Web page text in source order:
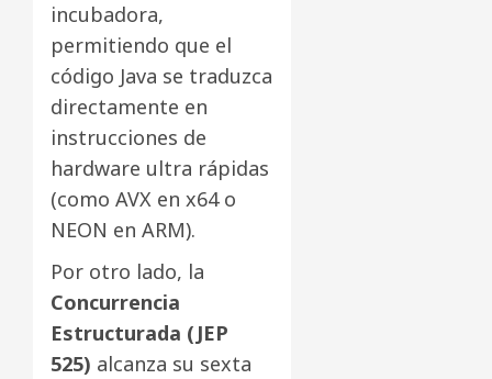
incubadora,
permitiendo que el
código Java se traduzca
directamente en
instrucciones de
hardware ultra rápidas
(como AVX en x64 o
NEON en ARM).
Por otro lado, la
Concurrencia
Estructurada (JEP
525) alcanza su sexta